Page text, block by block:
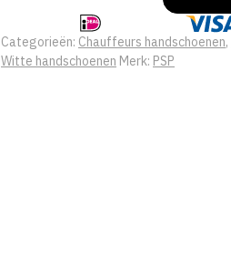
Categorieën: Chauffeurs handschoenen,
Witte handschoenen Merk: PSP